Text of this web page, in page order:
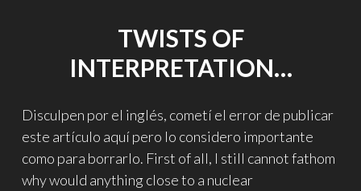
TWISTS OF
INTERPRETATION…
Disculpen por el inglés, cometí el error de publicar
este artículo aquí pero lo considero importante
como para borrarlo. First of all, I still cannot fathom
why would anything close to a nuclear